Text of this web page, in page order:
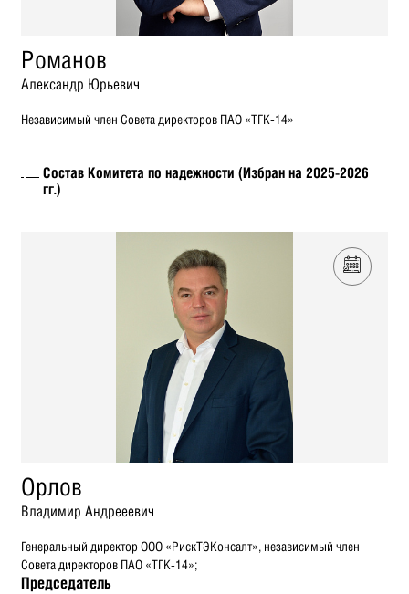
Романов
Александр Юрьевич
Независимый член Совета директоров ПАО «ТГК-14»
Состав Комитета по надежности (Избран на 2025-2026
гг.)
Орлов
Владимир Андрееевич
Генеральный директор ООО «РискТЭКонсалт», независимый член
Совета директоров ПАО «ТГК-14»;
Председатель